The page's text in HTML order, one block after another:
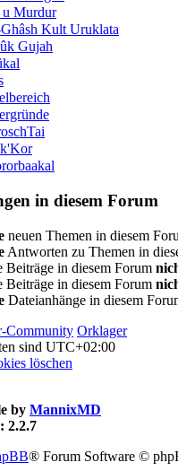
Murdur
Kult Uruklata
Gujah
in diesem Forum
neuen Themen in diesem
Antworten zu Themen in
Beiträge in diesem Forum
Beiträge in diesem Forum
Dateianhänge in diesem
Community Orklager
sind UTC+02:00
löschen
by MannixMD
2.2.7
® Forum Software ©